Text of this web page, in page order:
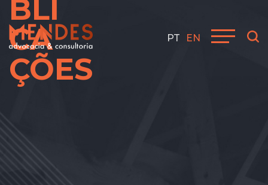
PT EN
BLI
CA
ÇÕES